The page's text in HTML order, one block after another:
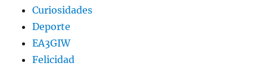
Curiosidades
Deporte
EA3GIW
Felicidad